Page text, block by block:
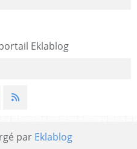
Eklablog
par Eklablog